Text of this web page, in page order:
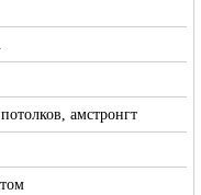
амстронгт